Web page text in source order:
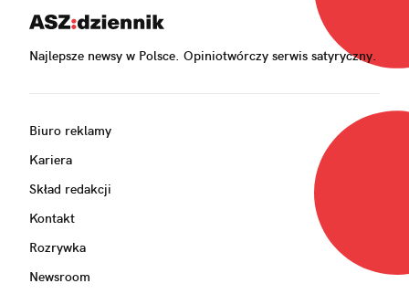
Najlepsze newsy w Polsce. Opiniotwórczy serwis satyryczny.
Biuro reklamy
Kariera
Skład redakcji
Kontakt
Rozrywka
Newsroom